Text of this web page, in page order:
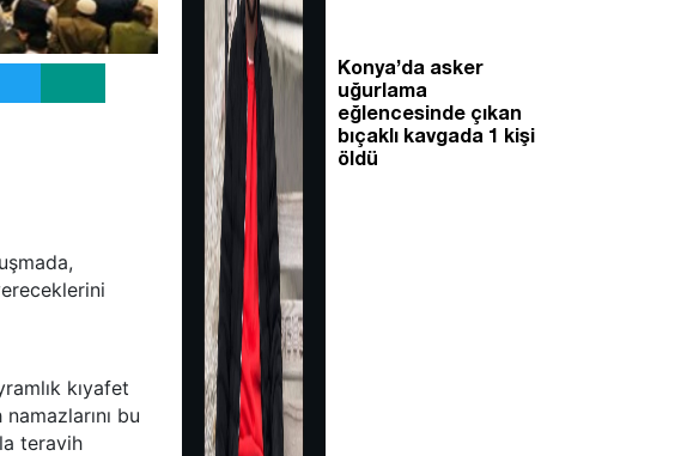
kıyafet
bu
teravih
Konya’da asker
uğurlama
eğlencesinde çıkan
bıçaklı kavgada 1 kişi
öldü